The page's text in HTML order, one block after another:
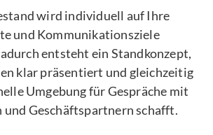
wird individuell auf Ihre
und Kommunikationsziele
entsteht ein Standkonzept,
klar präsentiert und gleichzeitig
Umgebung für Gespräche mit
und Geschäftspartnern schafft.